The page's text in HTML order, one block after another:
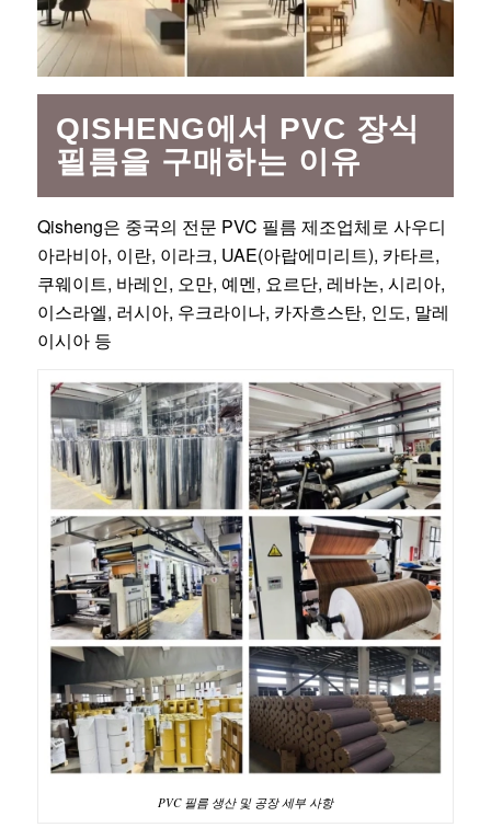
QISHENG에서 PVC 장식
필름을 구매하는 이유
Qisheng은 중국의 전문 PVC 필름 제조업체로 사우디
아라비아, 이란, 이라크, UAE(아랍에미리트), 카타르,
쿠웨이트, 바레인, 오만, 예멘, 요르단, 레바논, 시리아,
이스라엘, 러시아, 우크라이나, 카자흐스탄, 인도, 말레
이시아 등
PVC 필름 생산 및 공장 세부 사항